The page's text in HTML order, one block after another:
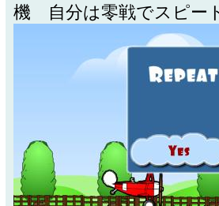
機 自分は零戦でスピー